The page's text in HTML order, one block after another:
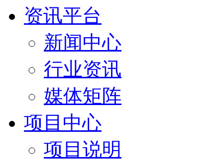
资讯平台
新闻中心
行业资讯
媒体矩阵
项目中心
项目说明